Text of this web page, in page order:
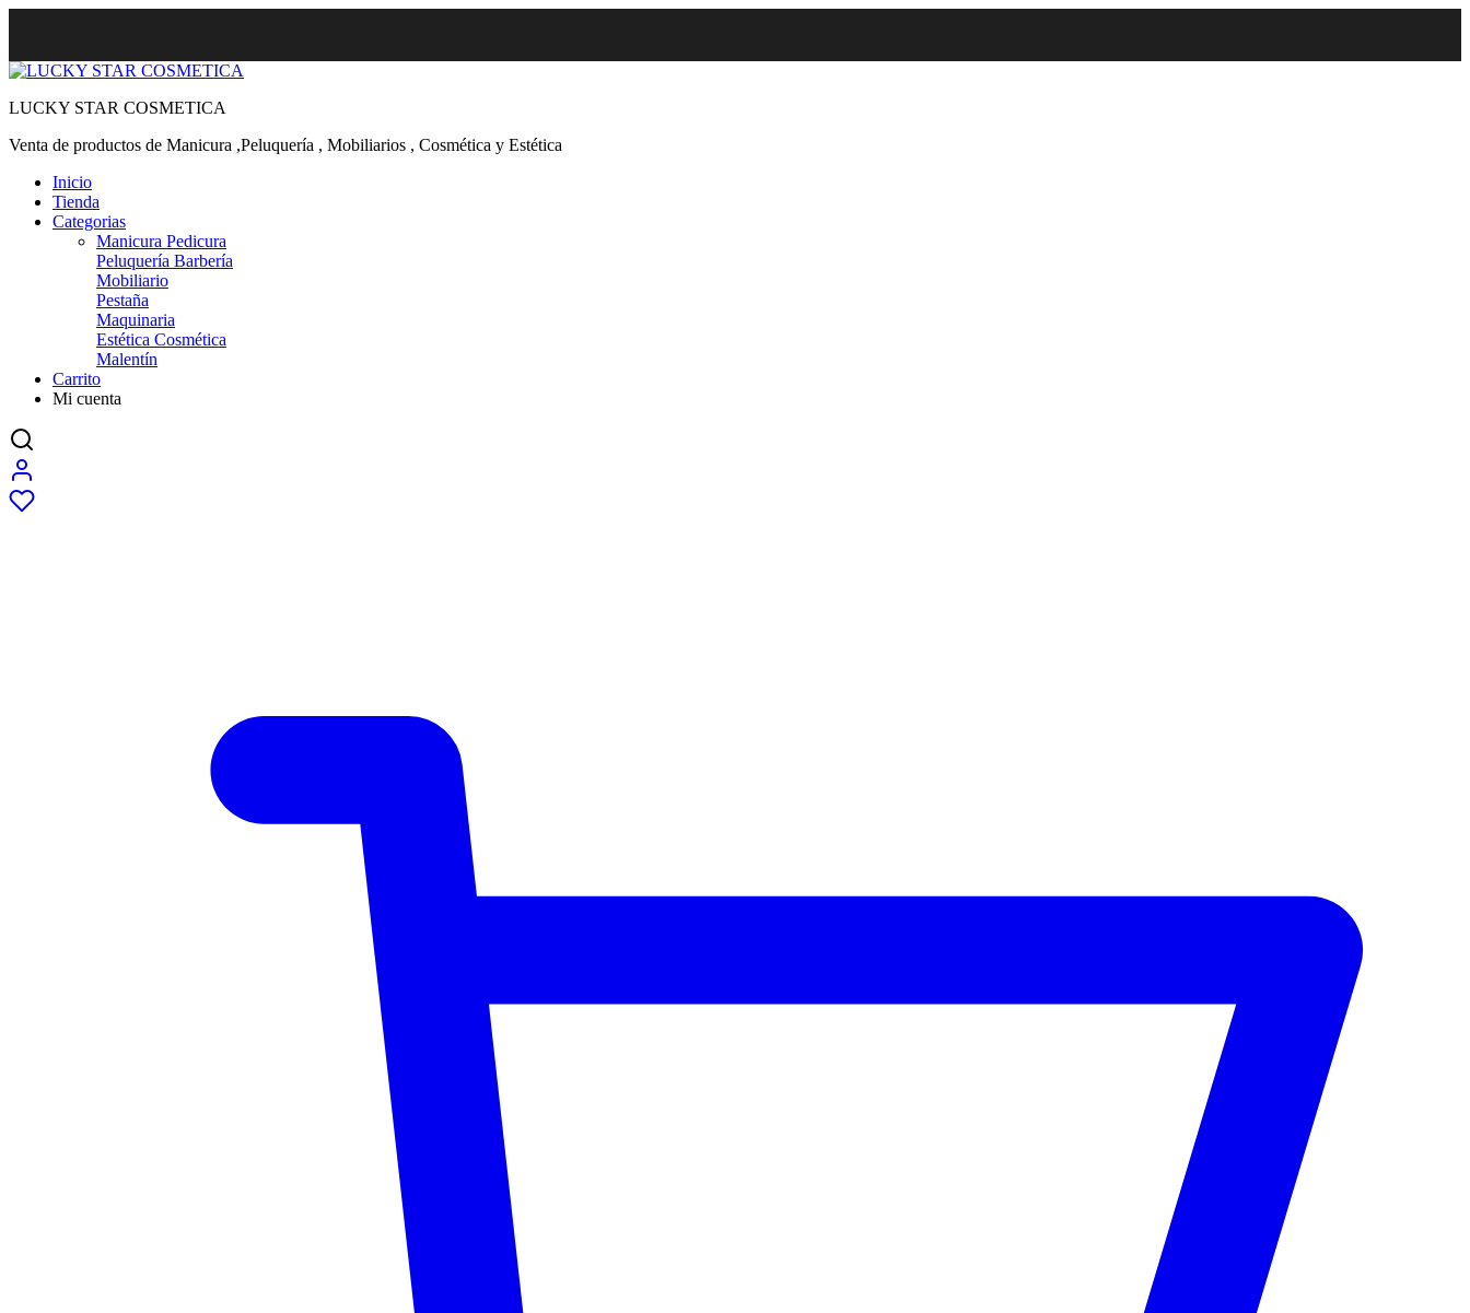
LUCKY STAR COSMETICA
Venta de productos de Manicura ,Peluquería , Mobiliarios , Cosmética y Estética
Inicio
Tienda
Categorias
Manicura Pedicura
Peluquería Barbería
Mobiliario
Pestaña
Maquinaria
Estética Cosmética
Malentín
Carrito
Mi cuenta